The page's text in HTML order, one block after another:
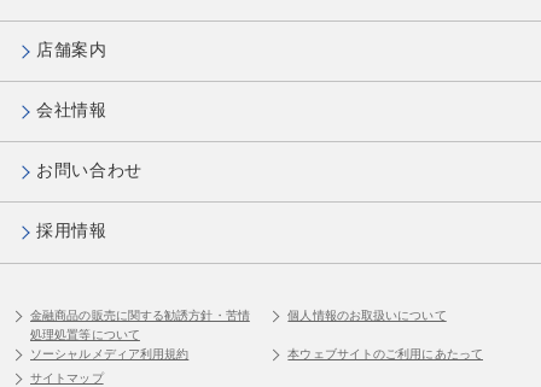
店舗案内
会社情報
お問い合わせ
採用情報
金融商品の販売に関する勧誘方針・苦情
処理処置等について
個人情報のお取扱いについて
ソーシャルメディア利用規約
本ウェブサイトのご利用にあたって
サイトマップ